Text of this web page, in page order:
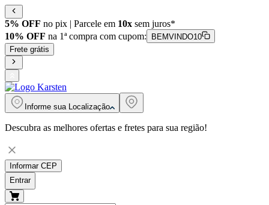
5% OFF no pix | Parcele em 10x sem juros*
10% OFF na 1ª compra com cupom:
BEMVINDO10
Frete grátis
Informe sua Localização
Descubra as melhores ofertas e fretes para sua região!
Informar CEP
Entrar